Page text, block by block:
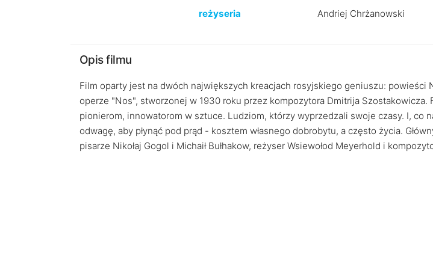
reżyseria
Andriej Chrżanowski
Opis filmu
Film oparty jest na dwóch największych kreacjach rosyjskiego geniuszu: powieści
operze "Nos", stworzonej w 1930 roku przez kompozytora Dmitrija Szostakowicza.
pionierom, innowatorom w sztuce. Ludziom, którzy wyprzedzali swoje czasy. I, co
odwagę, aby płynąć pod prąd - kosztem własnego dobrobytu, a często życia.
pisarze Nikołaj Gogol i Michaił Bułhakow, reżyser Wsiewołod Meyerhold i